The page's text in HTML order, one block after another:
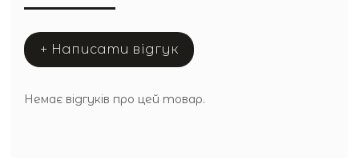
+ Написати відгук
Немає відгуків про цей товар.